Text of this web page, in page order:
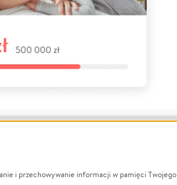
i przechowywanie informacji w pamięci Twojego